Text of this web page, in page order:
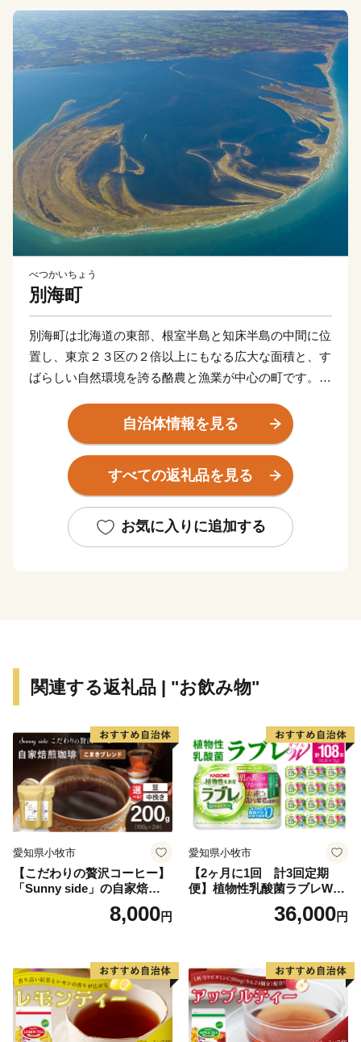
べつかいちょう
別海町
別海町は北海道の東部、根室半島と知床半島の中間に位
置し、東京２３区の２倍以上にもなる広大な面積と、す
ばらしい自然環境を誇る酪農と漁業が中心の町です。
一方、東部には日本最大級の砂嘴（さし）で、ラムサー
ル条約湿地に登録されている「野付半島」や、南部には
「風蓮湖」があり、野付風蓮道立自然公園を形成するな
ど、様々な景観を有しています。
たちが暮らしており、生乳生産量は「日本一」です。ま
た、沿岸部では秋鮭・アサリやホッキ・ホタテ・希少価
自治体情報を見る
すべての返礼品を見る
お気に入りに追加する
関連する返礼品 | "お飲み物"
愛知県小牧市
【こだわりの贅沢コーヒー】
「Sunny side」の自家焙煎珈
琲こまきブレンド（200g）
8,000円
愛知県小牧市
【2ヶ月に1回 計3回定期
便】植物性乳酸菌ラブレW
プレーン36本（計108本）
36,000円